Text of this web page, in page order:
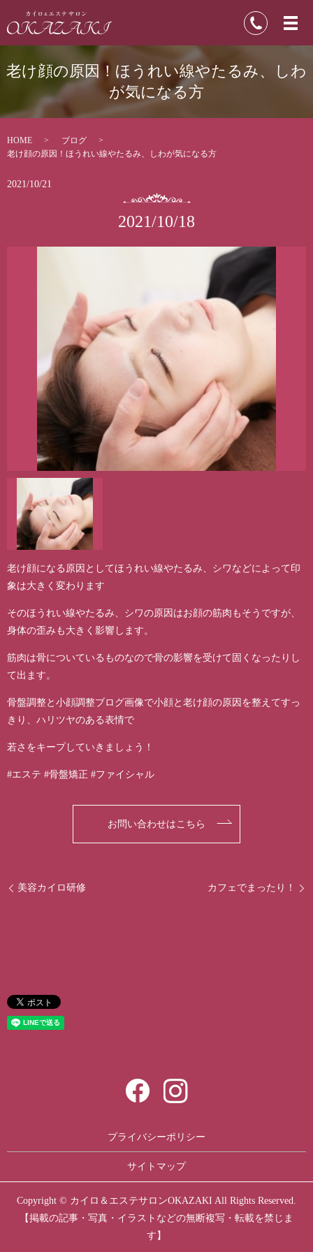
老け顔の原因！ほうれい線やたるみ、しわ
が気になる方
HOME
ブログ
老け顔の原因！ほうれい線やたるみ、しわが気になる方
2021/10/21
2021/10/18
老け顔になる原因としてほうれい線やたるみ、シワなどによって印
象は大きく変わります
そのほうれい線やたるみ、シワの原因はお顔の筋肉もそうですが、
身体の歪みも大きく影響します。
筋肉は骨についているものなので骨の影響を受けて固くなったりし
て出ます。
骨盤調整と小顔調整ブログ画像で小顔と老け顔の原因を整えてすっ
きり、ハリツヤのある表情で
若さをキープしていきましょう！
#エステ #骨盤矯正 #ファイシャル
お問い合わせはこちら
美容カイロ研修 カフェでまったり！
プライバシーポリシー
サイトマップ
Copyright © カイロ＆エステサロンOKAZAKI All Rights Reserved.
【掲載の記事・写真・イラストなどの無断複写・転載を禁じま
す】